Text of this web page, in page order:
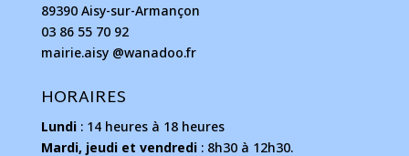
89390 Aisy-sur-Armançon
03 86 55 70 92
mairie.aisy @wanadoo.fr
HORAIRES
Lundi: 14 heures à 18 heures
Mardi, jeudi et vendredi: 8h30 à 12h30.